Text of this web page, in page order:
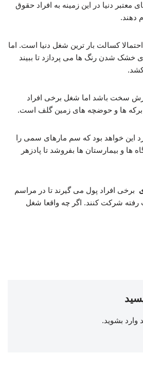
معتبر دنیا در این زمینه به افراد حقوق
دهند.
احتمالا کسالت بار ترین شغل دنیا است. اما
خشک شدن رنگ ها می پردازد تا ببیند
سخت باشد اما شغل برخی افراد
برکه ها و حوضچه های زمین گلف است.
این خواهد بود که سم مارهای سمی را
ها و بیمارستان ها بفروشد تا پادزهر
برخی افراد پول می گیرند تا در مراسم
شرکت کنند. اگر چه واقعا شغل
وارد بشوید.